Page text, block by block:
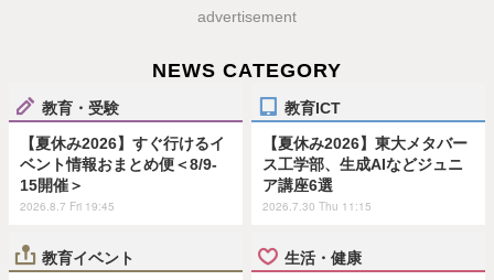
advertisement
NEWS CATEGORY
教育・受験
【夏休み2026】すぐ行けるイ
ベント情報おまとめ便＜8/9-
15開催＞
2026.8.7 Fri 19:45
教育ICT
【夏休み2026】東大メタバー
ス工学部、生成AIなどジュニ
ア講座6選
2026.7.30 Thu 11:15
教育イベント 生活・健康